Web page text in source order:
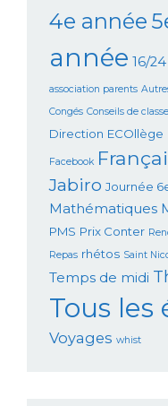
4e année
année 16/24
association parents
Congés Conseils de classe
Direction ECOllège
Facebook
Jabiro Journée
Mathématiques
PMS Prix Conter
Repas rhétos Saint
Temps de midi
Tous les
Voyages whist